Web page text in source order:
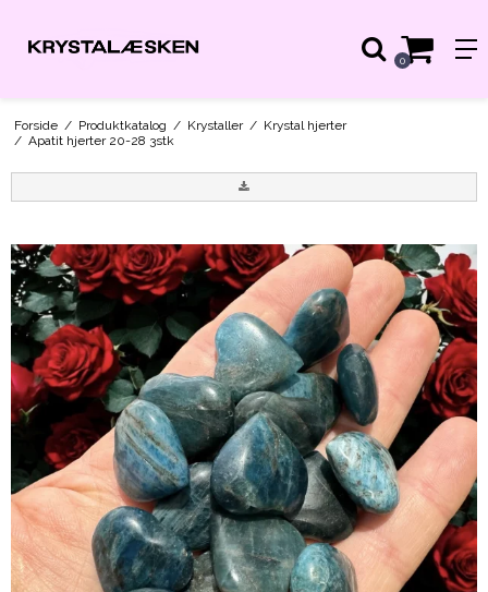
0
Forside / Produktkatalog / Krystaller / Krystal hjerter
/ Apatit hjerter 20-28 3stk